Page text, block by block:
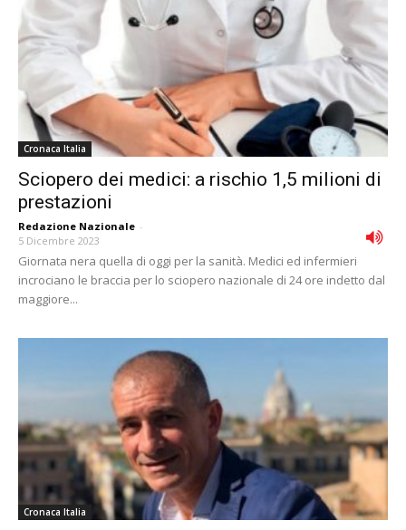
Cronaca Italia
Sciopero dei medici: a rischio 1,5 milioni di
prestazioni
Redazione Nazionale -
5 Dicembre 2023
Giornata nera quella di oggi per la sanità. Medici ed infermieri
incrociano le braccia per lo sciopero nazionale di 24 ore indetto dal
maggiore...
Cronaca Italia